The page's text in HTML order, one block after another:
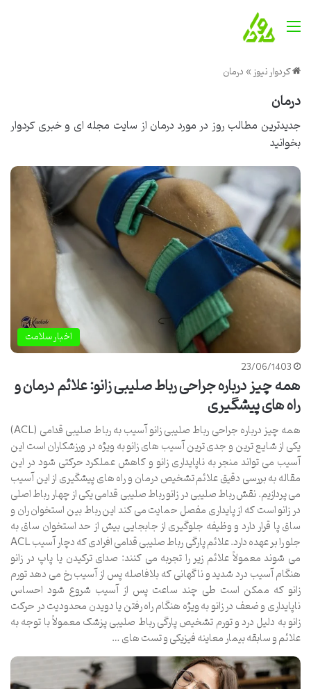
منو
کردوار نیوز»درمان
درمان
جدیدترین مطالب روز در مورد درمان ازسایت مجله ای و خبری کردوار
بخوانید
اخبار سلامت
23/06/1403
همه چیز درباره جراحی رباط صلیبی زانو: علائم درمان و
راه های پیشگیری
همه چیز درباره جراحی رباط صلیبی زانو آسیب به رباط صلیبی قدامی (ACL)
یکی از شایع ترین و جدی ترین آسیب های زانو به ویژه در ورزشکاران است این
آسیب می تواند منجر به ناپایداری زانو و کاهش عملکرد حرکتی شود در این
مقاله به بررسی دقیق علائم تشخیص درمان و راه های پیشگیری از این آسیب
می پردازیم. نقش رباط صلیبی در زانو رباط صلیبی قدامی یکی از چهار رباط اصلی
در زانو است که از پایداری مفصل حمایت می کند این رباط بین استخوان ران و
ساق پا قرار دارد و وظیفه جلوگیری از جابجایی بیش از حد استخوان ساق به
جلو را بر عهده دارد. علائم پارگی رباط صلیبی قدامی افرادی که دچار آسیب ACL
می شوند معمولاً علائم زیر را تجربه می کنند: صدای ترکیدن یا پاپ در زانو
هنگام آسیب درد شدید و ناگهانی که بلافاصله پس از آسیب رخ می دهد تورم
زانو که ممکن است طی چند ساعت پس از آسیب شروع شود احساس
ناپایداری و ضعف در زانو به ویژه هنگام راه رفتن یا دویدن محدودیت در حرکت
زانو به دلیل درد و تورم تشخیص پارگی رباط صلیبی پزشک معمولاً با توجه به
علائم و سابقه بیمار معاینه فیزیکی و تست های …